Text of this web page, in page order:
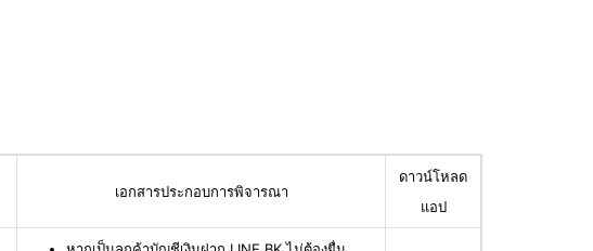
เอกสารประกอบการพิจารณา
ดาวน์โหลด
แอป